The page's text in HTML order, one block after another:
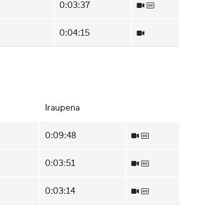
0:03:37
0:04:15
Iraupena
0:09:48
0:03:51
0:03:14